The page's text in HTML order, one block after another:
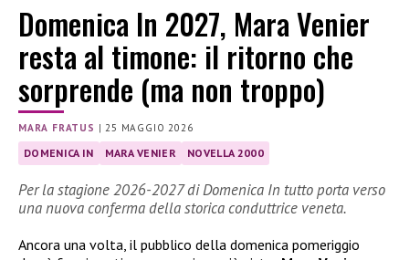
Domenica In 2027, Mara Venier
resta al timone: il ritorno che
sorprende (ma non troppo)
MARA FRATUS |25 MAGGIO 2026
DOMENICA IN MARA VENIER NOVELLA 2000
Per la stagione 2026-2027 di Domenica In tutto porta verso
una nuova conferma della storica conduttrice veneta.
Ancora una volta, il pubblico della domenica pomeriggio